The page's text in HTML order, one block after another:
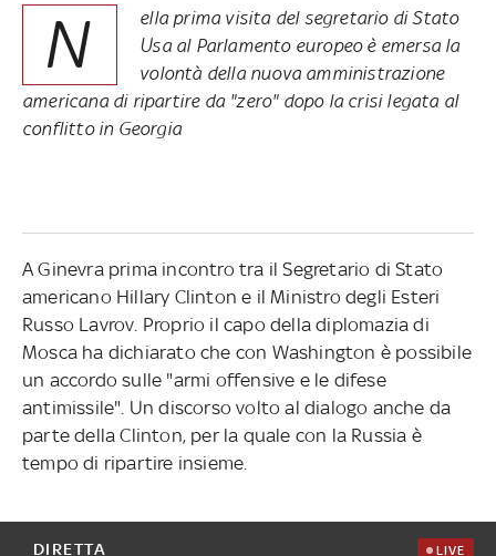
N
ella prima visita del segretario di Stato
Usa al Parlamento europeo è emersa la
volontà della nuova amministrazione
americana di ripartire da "zero" dopo la crisi legata al
conflitto in Georgia
A Ginevra prima incontro tra il Segretario di Stato
americano Hillary Clinton e il Ministro degli Esteri
Russo Lavrov. Proprio il capo della diplomazia di
Mosca ha dichiarato che con Washington è possibile
un accordo sulle "armi offensive e le difese
antimissile". Un discorso volto al dialogo anche da
parte della Clinton, per la quale con la Russia è
tempo di ripartire insieme.
DIRETTA LIVE